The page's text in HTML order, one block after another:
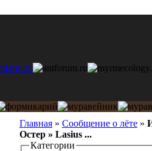
Главная » Сообщение о лёте »
Остер » Lasius ...
Категории